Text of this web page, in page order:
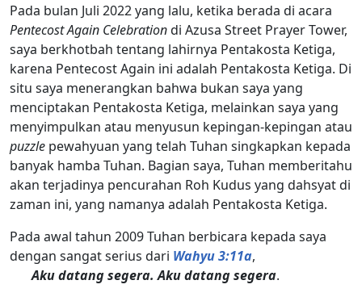
Pada bulan Juli 2022 yang lalu, ketika berada di acara
Pentecost Again Celebrationdi Azusa Street Prayer Tower,
saya berkhotbah tentang lahirnya Pentakosta Ketiga,
karena Pentecost Again ini adalah Pentakosta Ketiga. Di
situ saya menerangkan bahwa bukan saya yang
menciptakan Pentakosta Ketiga, melainkan saya yang
menyimpulkan atau menyusun kepingan-kepingan atau
puzzle pewahyuan yang telah Tuhan singkapkan kepada
banyak hamba Tuhan. Bagian saya, Tuhan memberitahu
akan terjadinya pencurahan Roh Kudus yang dahsyat di
zaman ini, yang namanya adalah Pentakosta Ketiga.
Pada awal tahun 2009 Tuhan berbicara kepada saya
dengan sangat serius dari Wahyu 3:11a,
Aku datang segera. Aku datang segera.